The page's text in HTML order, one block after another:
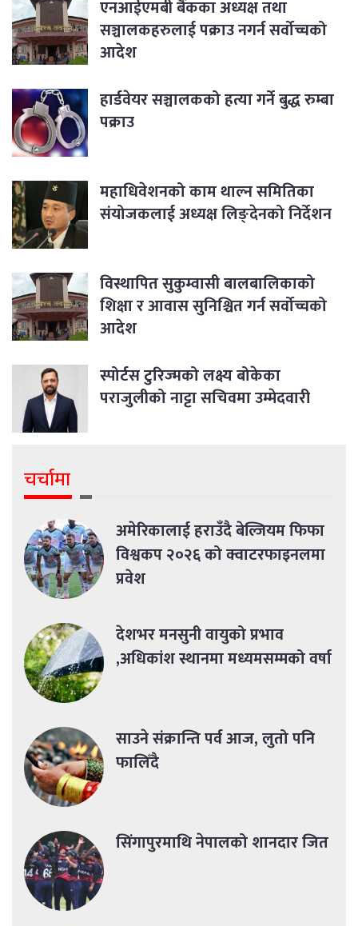
एनआईएमबी बैंकका अध्यक्ष तथा
सञ्चालकहरुलाई पक्राउ नगर्न सर्वोच्चको
आदेश
हार्डवेयर सञ्चालकको हत्या गर्ने बुद्ध रुम्बा
पक्राउ
महाधिवेशनको काम थाल्न समितिका
संयोजकलाई अध्यक्ष लिङ्देनको निर्देशन
विस्थापित सुकुम्वासी बालबालिकाको
शिक्षा र आवास सुनिश्चित गर्न सर्वोच्चको
आदेश
स्पोर्टस टुरिज्मको लक्ष्य बोकेका
पराजुलीको नाट्टा सचिवमा उम्मेदवारी
चर्चामा
अमेरिकालाई हराउँदै बेल्जियम फिफा
विश्वकप २०२६ को क्वाटरफाइनलमा
प्रवेश
देशभर मनसुनी वायुको प्रभाव
,अधिकांश स्थानमा मध्यमसम्मको वर्षा
साउने संक्रान्ति पर्व आज, लुतो पनि
फालिँदै
सिंगापुरमाथि नेपालको शानदार जित